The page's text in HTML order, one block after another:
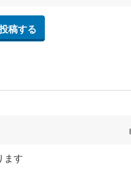
稿する
ます